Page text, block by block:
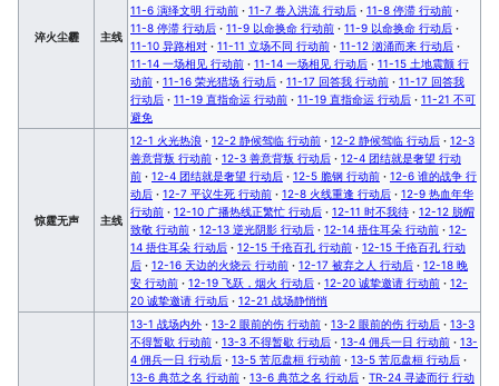
淬火尘霾 主线
11-6 演绎文明 行动前 · 11-7 卷入洪流 行动后 · 11-8 停滞 行动前 ·
11-8 停滞 行动后 · 11-9 以命换命 行动前 · 11-9 以命换命 行动后 ·
11-10 异路相对 · 11-11 立场不同 行动前 · 11-12 汹涌而来 行动后 ·
11-14 一场相见 行动前 · 11-14 一场相见 行动后 · 11-15 土地震颤 行
动前 · 11-16 荣光猎场 行动后 · 11-17 回答我 行动前 · 11-17 回答我
行动后 · 11-19 直指命运 行动前 · 11-19 直指命运 行动后 · 11-21 不可
避免
惊霆无声 主线
12-1 火光热浪 · 12-2 静候驾临 行动前 · 12-2 静候驾临 行动后 · 12-3
善意背叛 行动前 · 12-3 善意背叛 行动后 · 12-4 团结就是奢望 行动
前 · 12-4 团结就是奢望 行动后 · 12-5 脆钢 行动前 · 12-6 谁的战争 行
动后 · 12-7 平议生死 行动前 · 12-8 火线重逢 行动后 · 12-9 热血年华
行动前 · 12-10 广播热线正繁忙 行动后 · 12-11 时不我待 · 12-12 脱帽
致敬 行动前 · 12-13 逆光阴影 行动后 · 12-14 捂住耳朵 行动前 · 12-
14 捂住耳朵 行动后 · 12-15 千疮百孔 行动前 · 12-15 千疮百孔 行动
后 · 12-16 天边的火烧云 行动前 · 12-17 被弃之人 行动后 · 12-18 晚
安 行动前 · 12-19 飞跃，烟火 行动后 · 12-20 诚挚邀请 行动前 · 12-
20 诚挚邀请 行动后 · 12-21 战场静悄悄
13-1 战场内外 · 13-2 眼前的伤 行动前 · 13-2 眼前的伤 行动后 · 13-3
不得暂歇 行动前 · 13-3 不得暂歇 行动后 · 13-4 佣兵一日 行动前 · 13-
4 佣兵一日 行动后 · 13-5 苦厄盘桓 行动前 · 13-5 苦厄盘桓 行动后 ·
13-6 典范之名 行动前 · 13-6 典范之名 行动后 · TR-24 寻迹而行 行动